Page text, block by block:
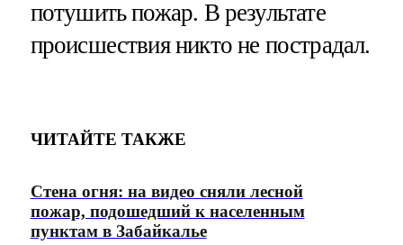
потушить пожар. В результате
происшествия никто не пострадал.
ЧИТАЙТЕ ТАКЖЕ
Стена огня: на видео сняли лесной
пожар, подошедший к населенным
пунктам в Забайкалье